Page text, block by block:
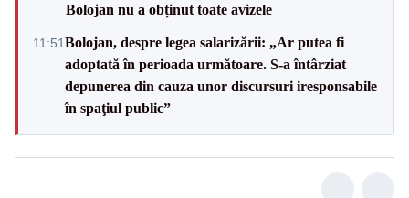
Bolojan nu a obținut toate avizele
11:51Bolojan, despre legea salarizării: „Ar putea fi
adoptată în perioada următoare. S-a întârziat
depunerea din cauza unor discursuri iresponsabile
în spaţiul public”